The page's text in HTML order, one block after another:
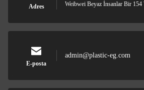
Adres
Weibwei Beyaz İnsanlar Bir 154
E-posta
admin@plastic-eg.com